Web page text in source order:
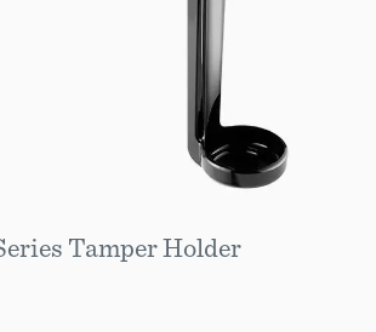
Tamper Holder